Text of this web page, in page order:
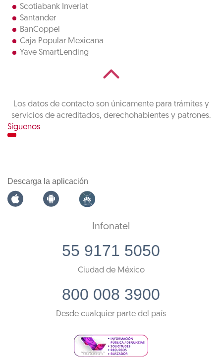
Scotiabank Inverlat
Santander
BanCoppel
Caja Popular Mexicana
Yave SmartLending
Los datos de contacto son únicamente para trámites y
servicios de acreditados, derechohabientes y patrones.
Síguenos
Descarga la aplicación
Infonatel
55 9171 5050
Ciudad de México
800 008 3900
Desde cualquier parte del país